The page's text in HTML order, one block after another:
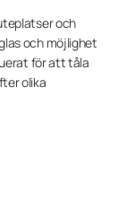
och
och möjlighet
för att tåla
olika